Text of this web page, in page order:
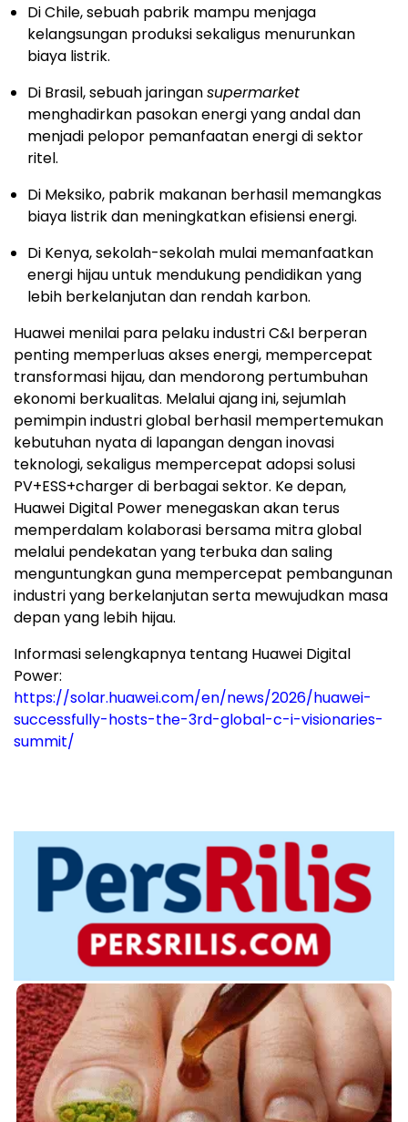
Di Chile, sebuah pabrik mampu menjaga
kelangsungan produksi sekaligus menurunkan
biaya listrik.
Di Brasil, sebuah jaringansupermarket
menghadirkan pasokan energi yang andal dan
menjadi pelopor pemanfaatan energi di sektor
ritel.
Di Meksiko, pabrik makanan berhasil memangkas
biaya listrik dan meningkatkan efisiensi energi.
Di Kenya, sekolah-sekolah mulai memanfaatkan
energi hijau untuk mendukung pendidikan yang
lebih berkelanjutan dan rendah karbon.
Huawei menilai para pelaku industri C&I berperan
penting memperluas akses energi, mempercepat
transformasi hijau, dan mendorong pertumbuhan
ekonomi berkualitas. Melalui ajang ini, sejumlah
pemimpin industri global berhasil mempertemukan
kebutuhan nyata di lapangan dengan inovasi
teknologi, sekaligus mempercepat adopsi solusi
PV+ESS+charger di berbagai sektor. Ke depan,
Huawei Digital Power menegaskan akan terus
memperdalam kolaborasi bersama mitra global
melalui pendekatan yang terbuka dan saling
menguntungkan guna mempercepat pembangunan
industri yang berkelanjutan serta mewujudkan masa
depan yang lebih hijau.
Informasi selengkapnya tentang Huawei Digital
Power:
https://solar.huawei.com/en/news/2026/huawei-
successfully-hosts-the-3rd-global-c-i-visionaries-
summit/